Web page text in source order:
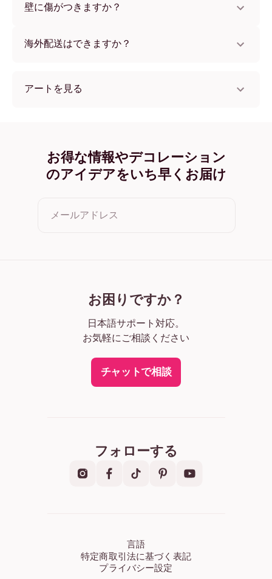
をつけないため、賃貸のお部屋でも安心してお使いいただ
壁に傷がつきますか？
海外配送はできますか？
アートを見る
Boho Eclipse オーク
Boho Eclipse ワイド ブラック
Boho Eclipse ワイド ホワイト
お得な情報やデコレーション
のアイデアをいち早くお届け
メールアドレス
お困りですか？
日本語サポート対応。
お気軽にご相談ください
チャットで相談
フォローする
言語
特定商取引法に基づく表記
プライバシー設定